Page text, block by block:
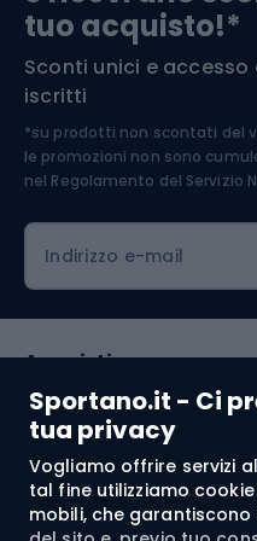
Sportano.it - Ci
tua privacy
Vogliamo offrire servizi
tal fine utilizziamo
mobili, che
Medicina dello sport
Abbigliamento
tuo acquisto!*
Sconti unici e
iscritti
*su prodotti non scontati del
le promozioni non sono
nel Regolamento del Servizio
Indirizzo e-mail
Acquisti
Servizio clienti
Regolamento